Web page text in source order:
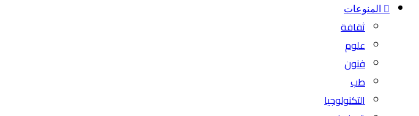
المنوعات
ثقافة
علوم
فنون
طب
التكنولوجيا